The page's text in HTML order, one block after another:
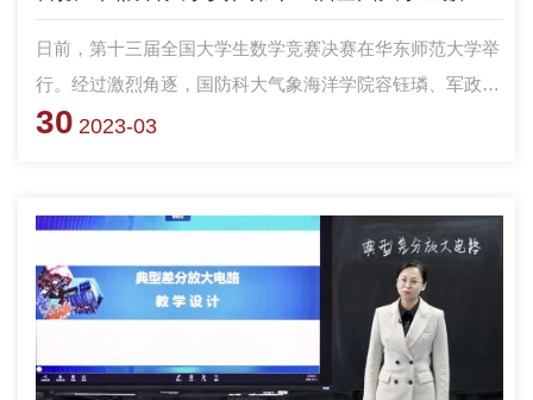
日前，第十三届全国大学生数学竞赛决赛在华东师范大学举
行。经过激烈角逐，国防科大气象海洋学院容钰璘、军政基
础教育学院陶汉桥和计算机学院仲昭浩3名学员获非数学专
组方面，理学院贺迪枫获全国一等奖，理学院王荣航获全国
二等奖，理学院吴雨航获全国三等奖，获奖率100%。
30 2023-03